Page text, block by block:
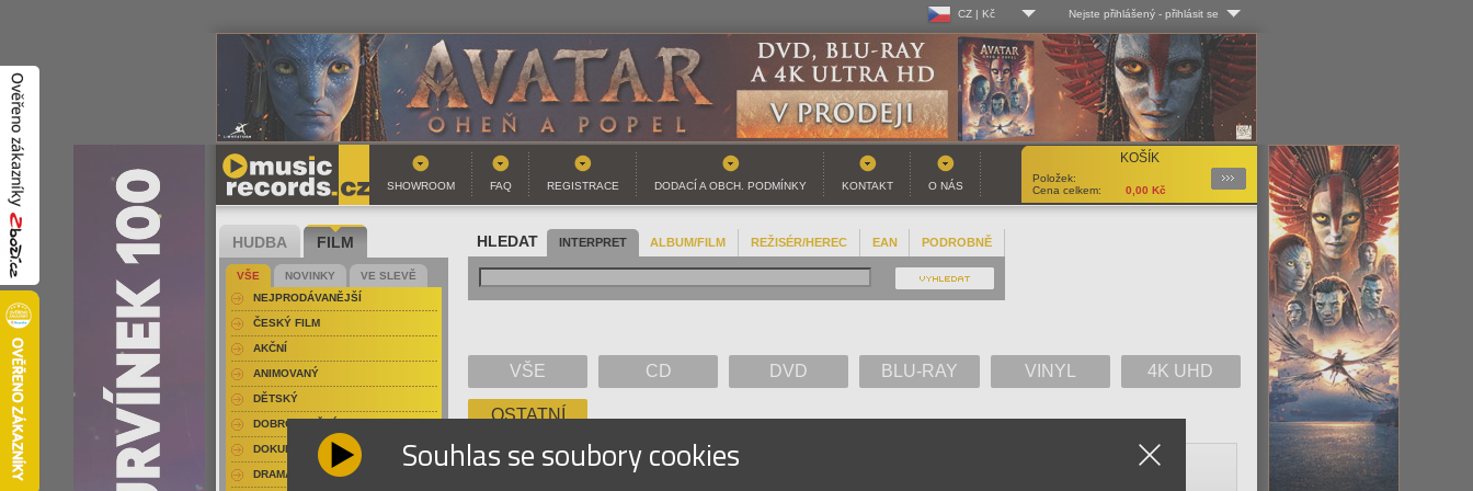
CZ | Kč
CZ | Kč
SK | EUR
Nejste přihlášený - přihlásit se
Log-in
Uživ. jméno:
Heslo:
Registrace
KOŠÍK
Položek:
Cena celkem:
0,00 Kč
Podrobnosti
SHOWROOM
FAQ REGISTRACE DODACÍ A OBCH. PODMÍNKY KONTAKT O NÁS
HLEDAT INTERPRET ALBUM/FILM REŽISÉR/HEREC EAN PODROBNĚ
VŠE CD DVD BLU-RAY VINYL 4K UHD
OSTATNÍ
G
HUDBA FILM
VŠE NOVINKY
VE SLEVĚ
NEJPRODÁVANĚJŠÍ
ČESKÝ FILM
AKČNÍ
ANIMOVANÝ
DĚTSKÝ
DOBRODRUŽNÝ
DOKUMENT-PŘÍRODOPISNÝ
DRAMA Souhlas se soubory cookies Close